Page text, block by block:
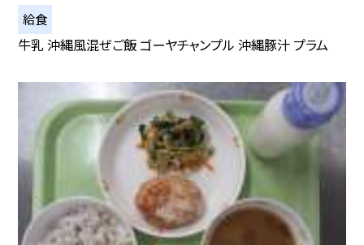
給食
牛乳 沖縄風混ぜご飯 ゴーヤチャンプル 沖縄豚汁 プラム